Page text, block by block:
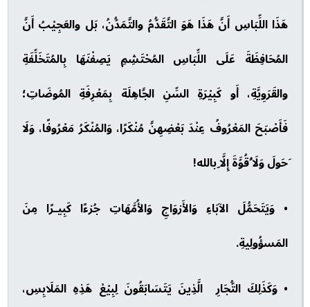
هَذَا اللِّبَاسِ أَنَّ هَذَا هَوَ التَّقَدُّمُ والتَّمَدُّنُ، بَل والعَجِيْبُ أَنَّ
المُحَافِظَةَ عَلَى اللِّبَاسِ المُحْتَشِمِ يَصِفْنَهَا بِالمُتَخَلِّفَةِ
والقَرَوِيَّةِ، أَو كَبِيْرَةِ السِّنِ الجَّاهِلَة بِمَعْرِفَةِ المُوضَاتِ؛
فَأَصْبَحَ المَعْرُوفُ عِنْدَ بَعْضِهِنَّ مُنْكَرًا، وَالمُنْكَرُ مَعْرُوفًا، وَلَا
َحَولَ وَلَا ُقُوَّةَ إِلَّا ِبالله!
• وَيَتَحَمُّلَ الآبَاءِ وَالأَزوَاجِ وَالأُمَّهَاتِ جُزءًا كَبِيـرًا مِنَ
المَسؤُولِيةِ.
• وَكَذَلِكَ التُّجَارِ الَّذِينَ يَتَسَابَقُونَ لِبِيْعْ هَذِهِ المَلَابِسِ،